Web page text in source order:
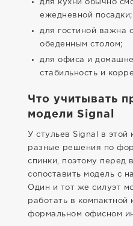
для кухни обычно
ежедневной посадки;
для гостиной важна
обеденным столом;
для офиса и
стабильность и
Что учитывать
модели Signal
У стульев Signal в этой
разные решения по
спинки, поэтому перед
сопоставить модель с
Один и тот же силуэт
работать в компактной
формальном офисном